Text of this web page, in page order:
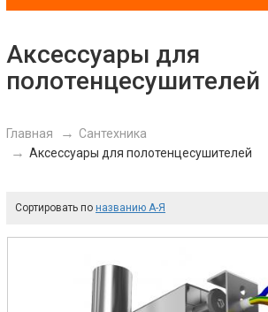
Аксессуары для
полотенцесушителей
Главная
Сантехника
Аксессуары для полотенцесушителей
Сортировать по названию А-Я